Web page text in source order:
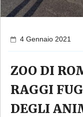
4 Gennaio 2021
ZOO DI
RAGGI
DEGLI